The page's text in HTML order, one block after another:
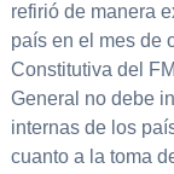
refirió de manera
país en el mes de
Constitutiva del
General no debe
internas de los
cuanto a la toma